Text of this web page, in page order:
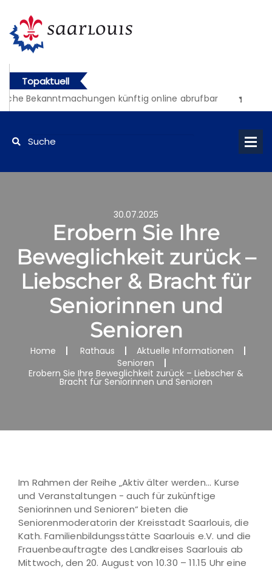
Topaktuell
Bekanntmachungen künftig online abrufbar
30.07.2025
Erobern Sie Ihre
Beweglichkeit zurück –
Liebscher & Bracht für
Seniorinnen und
Senioren
Home Rathaus
Aktuelle Informationen
Senioren
Erobern Sie Ihre Beweglichkeit zurück – Liebscher &
Bracht für Seniorinnen und Senioren
Im Rahmen der Reihe „Aktiv älter werden... Kurse
und Veranstaltungen - auch für zukünftige
Seniorinnen und Senioren“ bieten die
Seniorenmoderatorin der Kreisstadt Saarlouis, die
Kath. Familienbildungsstätte Saarlouis e.V. und die
Frauenbeauftragte des Landkreises Saarlouis ab
Mittwoch, den 20. August von 10.30 – 11.15 Uhr eine